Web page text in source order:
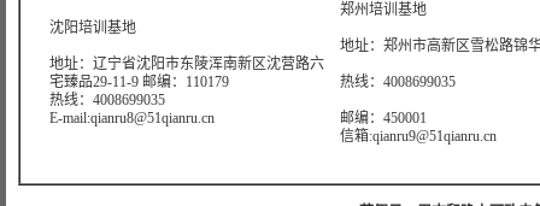
沈阳培训基地
地址：辽宁省沈阳市东陵浑南新区沈营路六
宅臻品29-11-9 邮编：110179
热线：4008699035
E-mail:qianru8@51qianru.cn
郑州培训基地
地址：郑州市高新区雪松路锦
热线：4008699035
邮编：450001
信箱:qianru9@51qianru.cn